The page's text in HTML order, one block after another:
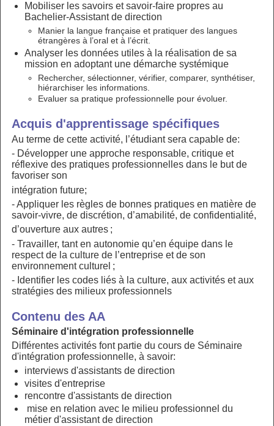
Mobiliser les savoirs et savoir-faire propres au
Bachelier-Assistant de direction
Manier la langue française et pratiquer des langues
étrangères à l’oral et à l’écrit.
Analyser les données utiles à la réalisation de sa
mission en adoptant une démarche systémique
Rechercher, sélectionner, vérifier, comparer, synthétiser,
hiérarchiser les informations.
Evaluer sa pratique professionnelle pour évoluer.
Acquis d'apprentissage spécifiques
Au terme de cette activité, l’étudiant sera capable de:
- Développer une approche responsable, critique et
réflexive des pratiques professionnelles dans le but de
favoriser son
intégration future;
- Appliquer les règles de bonnes pratiques en matière de
savoir-vivre, de discrétion, d’amabilité, de confidentialité,
d’ouverture aux autres ;
- Travailler, tant en autonomie qu’en équipe dans le
respect de la culture de l’entreprise et de son
environnement culturel ;
- Identifier les codes liés à la culture, aux activités et aux
stratégies des milieux professionnels
Contenu des AA
Séminaire d'intégration professionnelle
Différentes activités font partie du cours de Séminaire
d'intégration professionnelle, à savoir:
interviews d'assistants de direction
visites d'entreprise
rencontre d'assistants de direction
mise en relation avec le milieu professionnel du
métier d'assistant de direction